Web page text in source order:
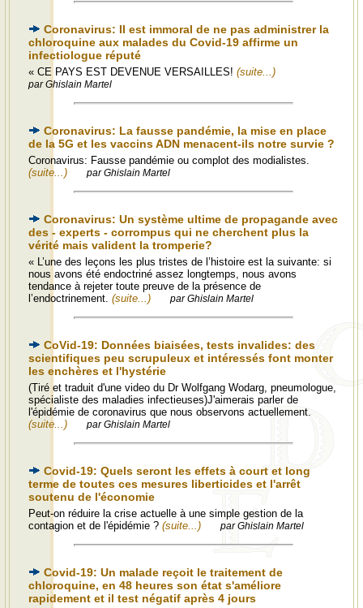
Coronavirus: Il est immoral de ne pas administrer la
chloroquine aux malades du Covid-19 affirme un
infectiologue réputé
« CE PAYS EST DEVENUE VERSAILLES! (suite...)
par Ghislain Martel
Coronavirus: La fausse pandémie, la mise en place
de la 5G et les vaccins ADN menacent-ils notre survie ?
Coronavirus: Fausse pandémie ou complot des modialistes.
(suite...)
par Ghislain Martel
Coronavirus: Un système ultime de propagande avec
des - experts - corrompus qui ne cherchent plus la
vérité mais valident la tromperie?
« L’une des leçons les plus tristes de l’histoire est la suivante: si
nous avons été endoctriné assez longtemps, nous avons
tendance à rejeter toute preuve de la présence de
l’endoctrinement. (suite...) par Ghislain Martel
CoVid-19: Données biaisées, tests invalides: des
scientifiques peu scrupuleux et intéressés font monter
les enchères et l'hystérie
(Tiré et traduit d'une video du Dr Wolfgang Wodarg, pneumologue,
spécialiste des maladies infectieuses)J'aimerais parler de
l'épidémie de coronavirus que nous observons actuellement.
(suite...)
par Ghislain Martel
Covid-19: Quels seront les effets à court et long
terme de toutes ces mesures liberticides et l'arrêt
soutenu de l'économie
Peut-on réduire la crise actuelle à une simple gestion de la
contagion et de l'épidémie ? (suite...) par Ghislain Martel
Covid-19: Un malade reçoit le traitement de
chloroquine, en 48 heures son état s'améliore
rapidement et il test négatif après 4 jours